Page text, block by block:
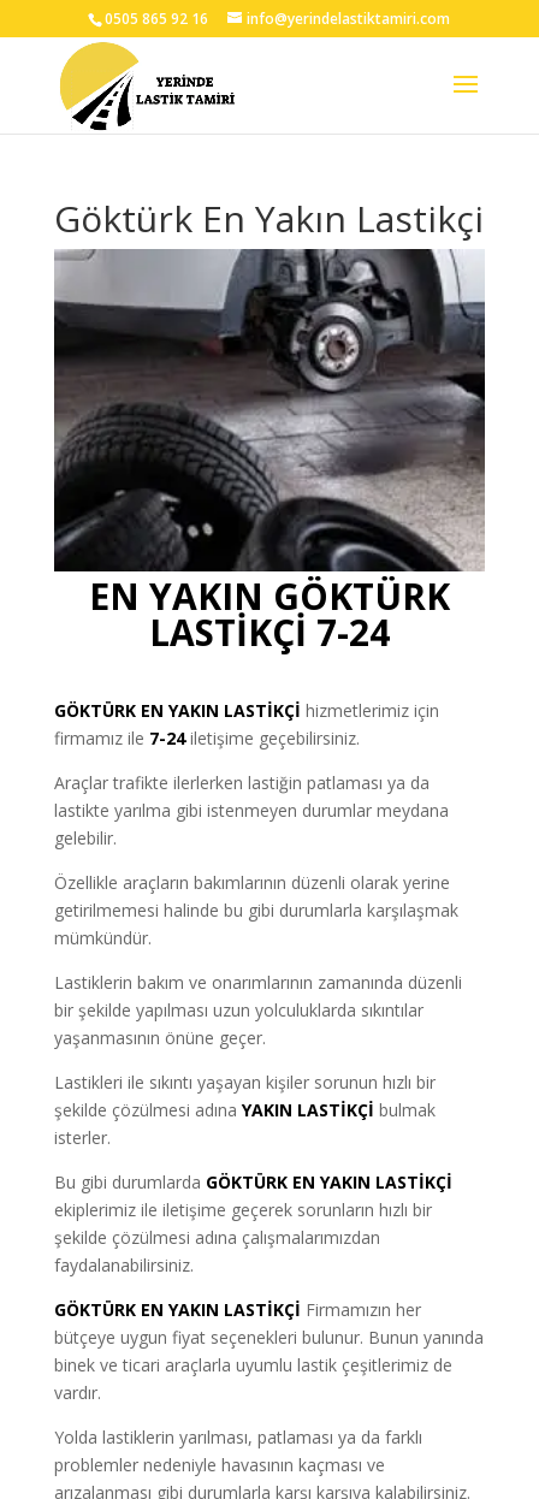
0505 865 92 16 info@yerindelastiktamiri.com
Göktürk En Yakın Lastikçi
EN YAKIN GÖKTÜRK
LASTİKÇİ 7-24
GÖKTÜRK EN YAKIN LASTİKÇİ hizmetlerimiz için
firmamız ile 7-24iletişime geçebilirsiniz.
Araçlar trafikte ilerlerken lastiğin patlaması ya da
lastikte yarılma gibi istenmeyen durumlar meydana
gelebilir.
Özellikle araçların bakımlarının düzenli olarak yerine
getirilmemesi halinde bu gibi durumlarla karşılaşmak
mümkündür.
Lastiklerin bakım ve onarımlarının zamanında düzenli
bir şekilde yapılması uzun yolculuklarda sıkıntılar
yaşanmasının önüne geçer.
Lastikleri ile sıkıntı yaşayan kişiler sorunun hızlı bir
şekilde çözülmesi adına YAKIN LASTİKÇİ bulmak
isterler.
Bu gibi durumlarda GÖKTÜRK EN YAKIN LASTİKÇİ
ekiplerimiz ile iletişime geçerek sorunların hızlı bir
şekilde çözülmesi adına çalışmalarımızdan
faydalanabilirsiniz.
GÖKTÜRK EN YAKIN LASTİKÇİ Firmamızın her
bütçeye uygun fiyat seçenekleri bulunur. Bunun yanında
binek ve ticari araçlarla uyumlu lastik çeşitlerimiz de
vardır.
Yolda lastiklerin yarılması, patlaması ya da farklı
problemler nedeniyle havasının kaçması ve
arızalanması gibi durumlarla karşı karşıya kalabilirsiniz.